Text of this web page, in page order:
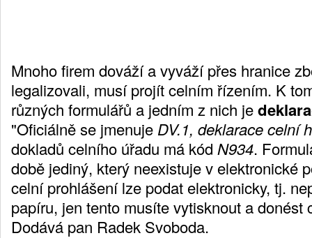
Mnoho firem dováží a vyváží přes hranice
legalizovali, musí projít celním řízením. K
různých formulářů a jedním z nich je
"Oficiálně se jmenuje DV.1, deklarace celní
dokladů celního úřadu má kód N934.
době jediný, který neexistuje v elektronické
celní prohlášení lze podat elektronicky, tj.
papíru, jen tento musíte vytisknout a donést
Dodává pan Radek Svoboda.